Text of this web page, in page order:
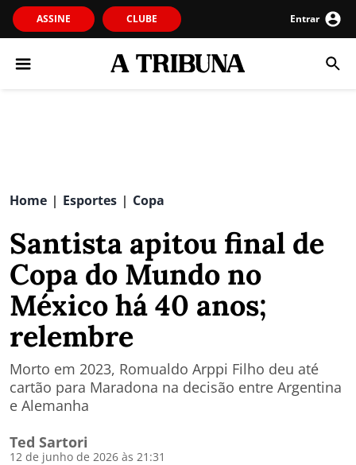
ASSINE CLUBE Entrar
Home | Esportes | Copa
Santista apitou final de
Copa do Mundo no
México há 40 anos;
relembre
Morto em 2023, Romualdo Arppi Filho deu até
cartão para Maradona na decisão entre Argentina
e Alemanha
Ted Sartori
12 de junho de 2026 às 21:31